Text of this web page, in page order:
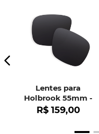
Lentes para
Holbrook 55mm -
OO9102
R$ 159,00